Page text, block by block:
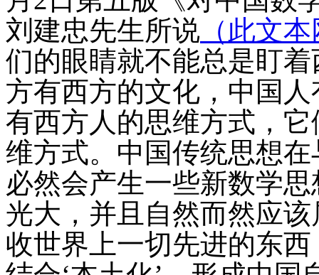
刘建忠先生所说 （此文
们的眼睛就不能总是盯
方有西方的文化，中国
有西方人的思维方式，
维方式。中国传统思想
必然会产生一些新数学
光大，并且自然而然应
收世界上一切先进的东